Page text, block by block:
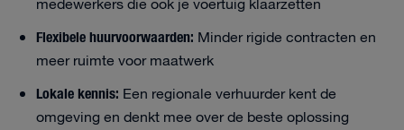
medewerkers die ook je voertuig klaarzetten
Flexibele huurvoorwaarden: Minder rigide contracten en
meer ruimte voor maatwerk
Lokale kennis: Een regionale verhuurder kent de
omgeving en denkt mee over de beste oplossing